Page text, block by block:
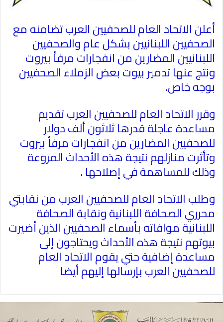
أعلن الاتحاد العام للصحفيين العرب تضامنه مع
الصحفيين اللبنانيين بشكل عام والصحفيين
اللبنانيين المضارين من انفجارات مرفأ بيروت
ونتج عنها تدمير بيوت بعض الزملاء الصحفيين
بوجه خاص.
وقرر الاتحاد العام للصحفيين العرب تقديم
مساعدة عاجلة قدرها ثلاثون ألف دولار
للصحفيين المضارين من انفجارات مرفأ بيروت
وتأثرت منازلهم نتيجة هذه الأحداث المروعة
وذلك للمساهمة في إصلاحها .
وطلب الاتحاد العام للصحفيين العرب من نقابتي
محرري الصحافة اللبنانية ونقابة الصحافة
اللبنانية موافاته بأسماء الصحفيين الذين أضيرت
بيوتهم نتيجة هذه الأحداث ويحتاجون إلى
مساعدة إضافية حتي يقوم الاتحاد العام
للصحفيين العرب بإرسالها إليهم أيضا